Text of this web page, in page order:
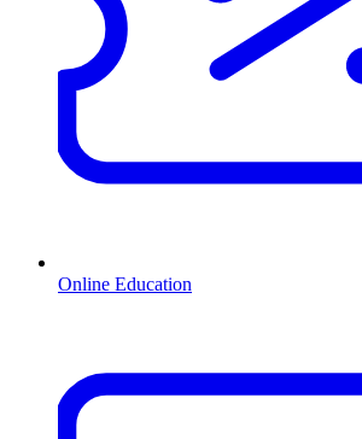
Online Education